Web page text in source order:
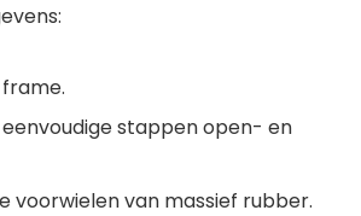
stappen open- en
voorwielen van massief rubber.